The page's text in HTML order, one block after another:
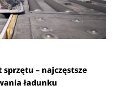
– najczęstsze
ładunku